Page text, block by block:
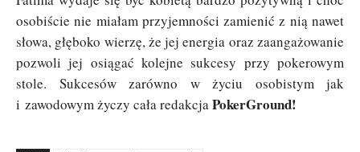
osobiście nie miałam przyjemności zamienić z nią nawet
słowa, głęboko wierzę, że jej energia oraz zaangażowanie
pozwoli jej osiągać kolejne sukcesy przy pokerowym
stole. Sukcesów zarówno w życiu osobistym jak
i zawodowym życzy cała redakcja PokerGround!